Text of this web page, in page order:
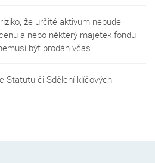
že určité aktivum nebude
a nebo některý majetek fondu
být prodán včas.
Statutu či Sdělení klíčových